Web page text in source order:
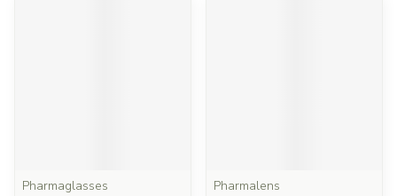
Pharmaglasses
Pharmalens